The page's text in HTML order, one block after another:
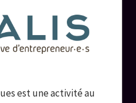
est une activité au